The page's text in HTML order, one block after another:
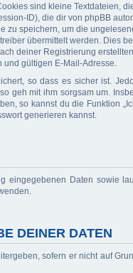
sind kleine Textdateien,
ID), die dir von phpBB
speichern, um die
übermittelt werden. Dies
deiner Registrierung
gültigen E-Mail-Adresse.
so dass es sicher ist.
geh mit ihm sorgsam um.
so kannst du die Funktion
generieren kannst.
Daten sowie
DEINER DATEN
sofern er nicht auf